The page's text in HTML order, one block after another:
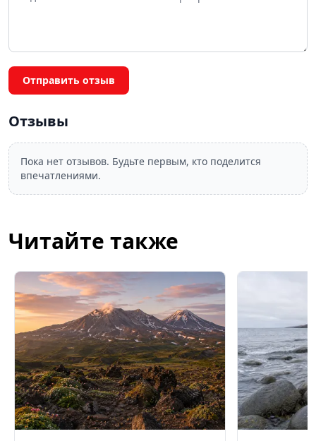
Отправить отзыв
Отзывы
Пока нет отзывов. Будьте первым, кто поделится
впечатлениями.
Читайте также